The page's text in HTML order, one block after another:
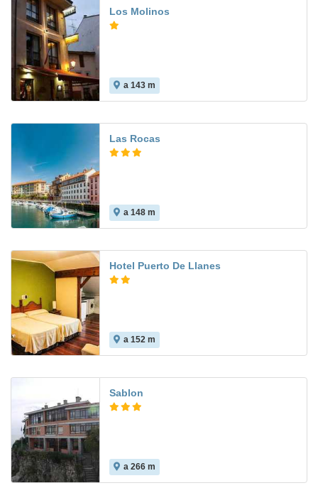
Los Molinos
a 143 m
Las Rocas
a 148 m
Hotel Puerto De Llanes
a 152 m
Sablon
a 266 m